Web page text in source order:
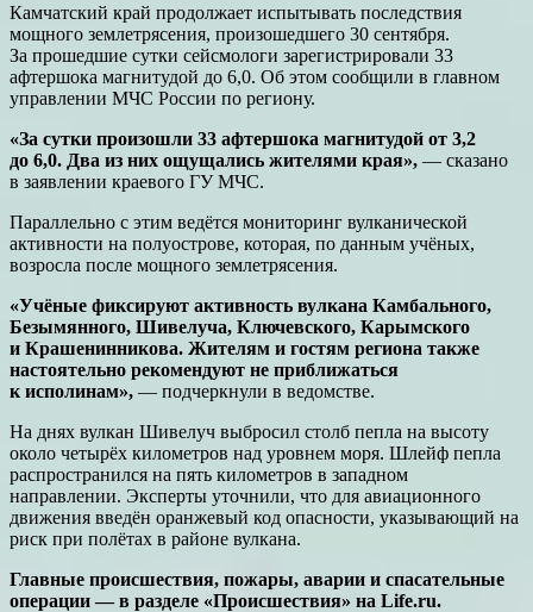
Камчатский край продолжает испытывать последствия
мощного землетрясения, произошедшего 30 сентября.
За прошедшие сутки сейсмологи зарегистрировали 33
афтершока магнитудой до 6,0. Об этом сообщили в главном
управлении МЧС России по региону.
«За сутки произошли 33 афтершока магнитудой от 3,2
до 6,0. Два из них ощущались жителями края», — сказано
в заявлении краевого ГУ МЧС.
Параллельно с этим ведётся мониторинг вулканической
активности на полуострове, которая, по данным учёных,
возросла после мощного землетрясения.
«Учёные фиксируют активность вулкана Камбального,
Безымянного, Шивелуча, Ключевского, Карымского
и Крашенинникова. Жителям и гостям региона также
настоятельно рекомендуют не приближаться
к исполинам», — подчеркнули в ведомстве.
На днях вулкан Шивелуч выбросил столб пепла на высоту
около четырёх километров над уровнем моря. Шлейф пепла
распространился на пять километров в западном
направлении. Эксперты уточнили, что для авиационного
движения введён оранжевый код опасности, указывающий на
риск при полётах в районе вулкана.
Главные происшествия, пожары, аварии и спасательные
операции — в разделе «Происшествия» на Life.ru.